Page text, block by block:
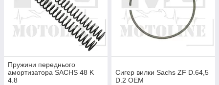
Пружини переднього
амортизатора SACHS 48 K
4.8
Сигер вилки Sachs ZF D.64,5
D.2 OEM